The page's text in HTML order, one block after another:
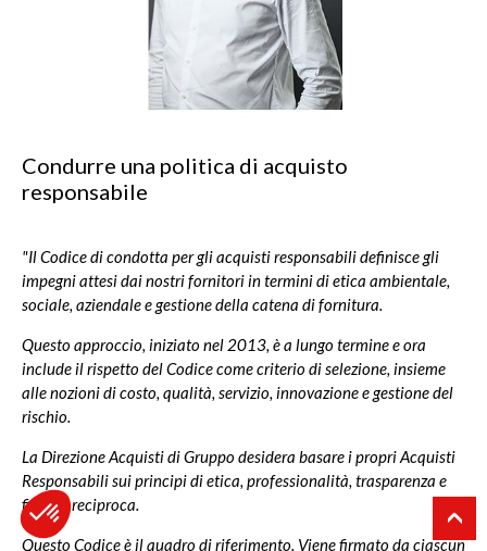
Condurre una politica di acquisto
responsabile
"Il Codice di condotta per gli acquisti responsabili definisce gli
impegni attesi dai nostri fornitori in termini di etica ambientale,
sociale, aziendale e gestione della catena di fornitura.
Questo approccio, iniziato nel 2013, è a lungo termine e ora
include il rispetto del Codice come criterio di selezione, insieme
alle nozioni di costo, qualità, servizio, innovazione e gestione del
rischio.
La Direzione Acquisti di Gruppo desidera basare i propri Acquisti
Responsabili sui principi di etica, professionalità, trasparenza e
fiducia reciproca.
Questo Codice è il quadro di riferimento. Viene firmato da ciascun